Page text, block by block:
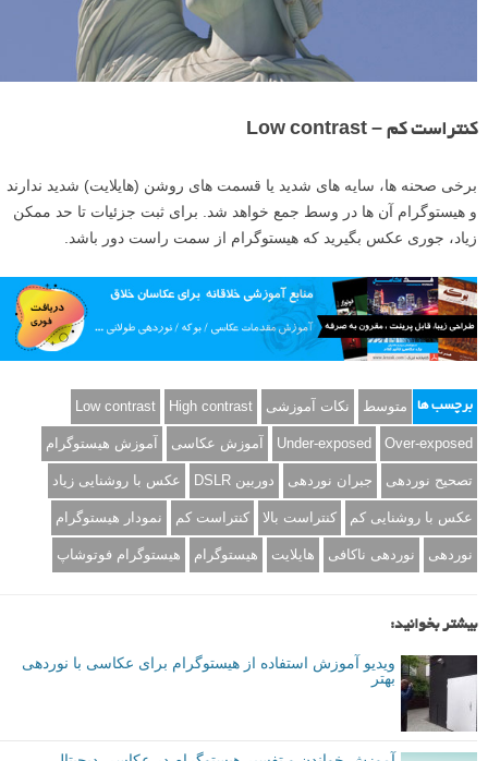
کنتراست کم – Low contrast
برخی صحنه ها، سایه های شدید یا قسمت های روشن (هایلایت) شدید ندارند
و هیستوگرام آن ها در وسط جمع خواهد شد. برای ثبت جزئیات تا حد ممکن
زیاد، جوری عکس بگیرید که هیستوگرام از سمت راست دور باشد.
برچسب ها متوسط نکات آموزشی High contrast
Low contrast
Over-exposed
Under-exposed آموزش عکاسی آموزش هیستوگرام
تصحیح نوردهی جبران نوردهی دوربین DSLR عکس با روشنایی زیاد
عکس با روشنایی کم کنتراست بالا کنتراست کم نمودار هیستوگرام
نوردهی نوردهی ناکافی هایلایت هیستوگرام هیستوگرام فوتوشاپ
بیشتر بخوانید:
ویدیو آموزش استفاده از هیستوگرام برای عکاسی با نوردهی
بهتر